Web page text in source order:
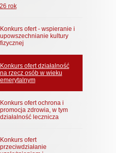
rok
Konkurs ofert - wspieranie i
upowszechnianie kultury
fizycznej
Konkurs ofert działalność
na rzecz osób w wieku
emerytalnym
Konkurs ofert ochrona i
promocja zdrowia, w tym
działalność lecznicza
Konkurs ofert
przeciwdziałanie